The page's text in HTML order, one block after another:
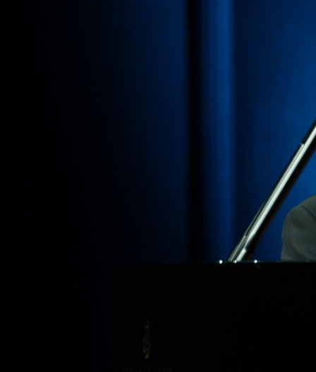
выдающихся пианистов современности Денисом Мацуевым.
Народный артист Российской Федерации даст в краевой
20 сентября в Большом концертном зале филармонии
состоится долгожданный сольный вечер маэстро.
качестве солиста на заключительном концерте фестиваля